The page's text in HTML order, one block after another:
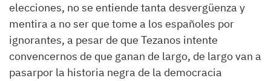
elecciones, no se entiende tanta desvergüenza y
mentira a no ser que tome a los españoles por
ignorantes, a pesar de que Tezanos intente
convencernos de que ganan de largo, de largo van a
pasarpor la historia negra de la democracia